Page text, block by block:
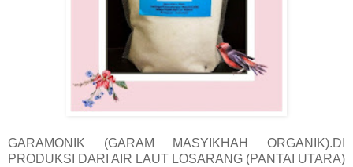
GARAMONIK (GARAM MASYIKHAH ORGANIK).DI
PRODUKSI DARI AIR LAUT LOSARANG (PANTAI UTARA)